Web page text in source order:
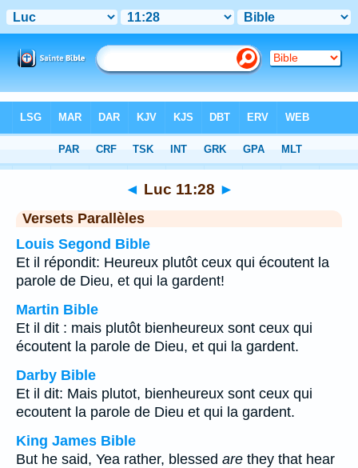
Chapitre 11 > Verset 28
◄ Luc 11:28 ►
Versets Parallèles
Louis Segond Bible
Et il répondit: Heureux plutôt ceux qui écoutent la
parole de Dieu, et qui la gardent!
Martin Bible
Et il dit : mais plutôt bienheureux sont ceux qui
écoutent la parole de Dieu, et qui la gardent.
Darby Bible
Et il dit: Mais plutot, bienheureux sont ceux qui
ecoutent la parole de Dieu et qui la gardent.
King James Bible
But he said, Yea rather, blessed are they that hear